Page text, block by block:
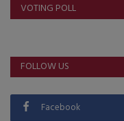
VOTING POLL
FOLLOW US
Facebook